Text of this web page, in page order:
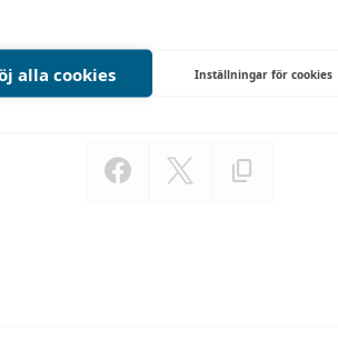
alla cookies Inställningar för cookies